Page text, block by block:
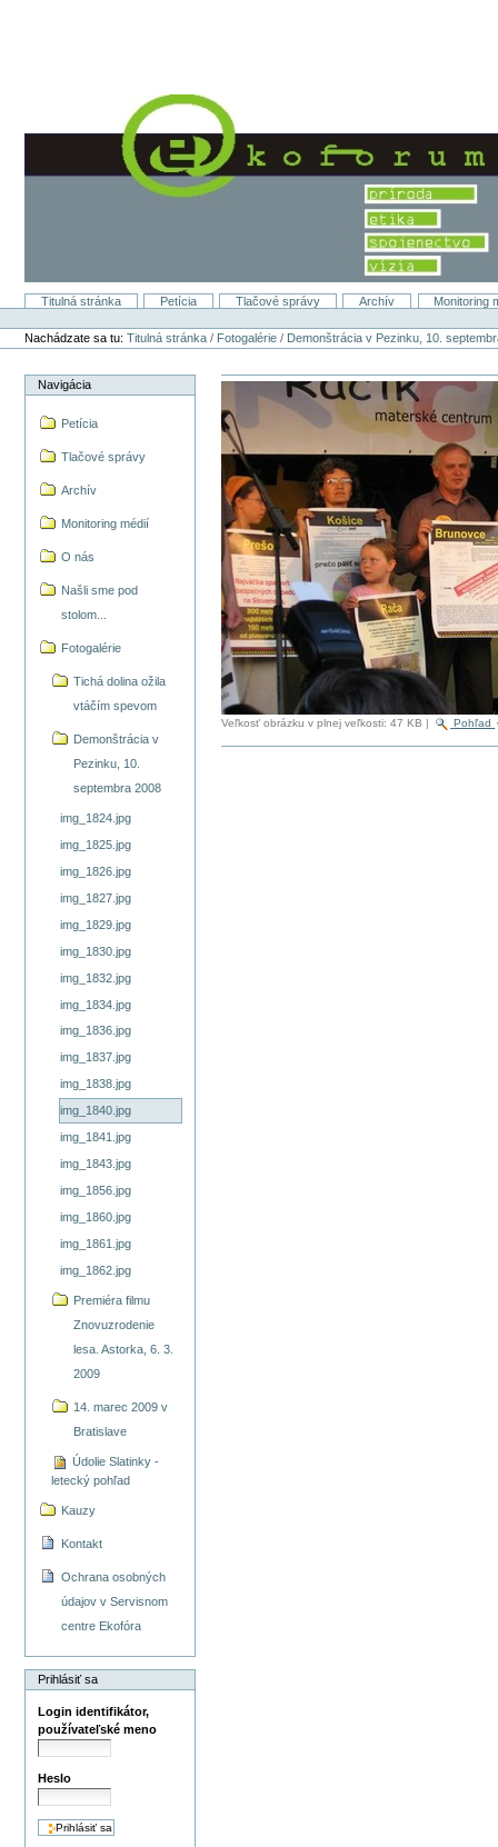
Titulná stránka Petícia Tlačové správy Archív
Monitoring
Osobné
nástroje
Nachádzate sa tu: Titulná stránka / Fotogalérie / Demonštrácia v Pezinku, 10.
Navigácia
Petícia
Tlačové správy
Archív
Monitoring médií
O nás
Našli sme pod
stolom...
Fotogalérie
Tichá dolina ožila
vtáčím spevom
Demonštrácia v
Pezinku, 10.
septembra 2008
img_1824.jpg
img_1825.jpg
img_1826.jpg
img_1827.jpg
img_1829.jpg
img_1830.jpg
img_1832.jpg
img_1834.jpg
img_1836.jpg
img_1837.jpg
img_1838.jpg
img_1840.jpg
img_1841.jpg
img_1843.jpg
img_1856.jpg
img_1860.jpg
img_1861.jpg
img_1862.jpg
Premiéra filmu
Znovuzrodenie
lesa. Astorka, 6. 3.
2009
14. marec 2009 v
Bratislave
Údolie Slatinky -
letecký pohľad
Kauzy
Kontakt
Ochrana osobných
údajov v Servisnom
centre Ekofóra
Prihlásiť sa
Login identifikátor,
používateľské meno
Heslo
Veľkosť obrázku v plnej veľkosti: 47 KB | Pohľad